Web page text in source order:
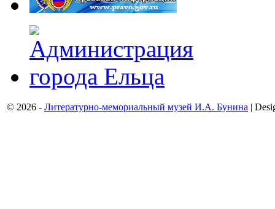
© 2026 - Литературно-мемориальный музей И.А. Бунина |